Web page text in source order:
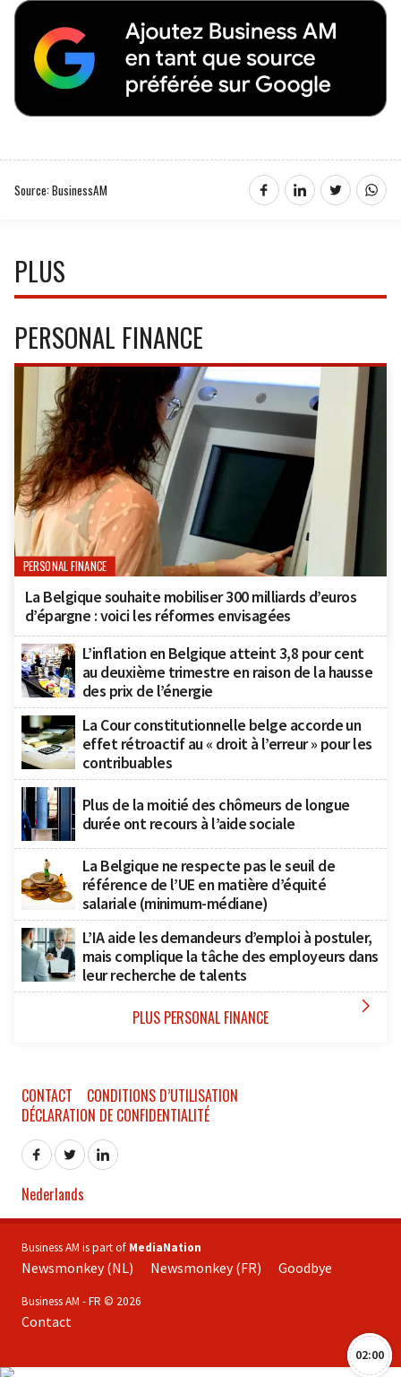
Source: BusinessAM
PLUS
PERSONAL FINANCE
PERSONAL FINANCE
La Belgique souhaite mobiliser 300 milliards d’euros
d’épargne : voici les réformes envisagées
L’inflation en Belgique atteint 3,8 pour cent
au deuxième trimestre en raison de la hausse
des prix de l’énergie
La Cour constitutionnelle belge accorde un
effet rétroactif au « droit à l’erreur » pour les
contribuables
Plus de la moitié des chômeurs de longue
durée ont recours à l’aide sociale
La Belgique ne respecte pas le seuil de
référence de l’UE en matière d’équité
salariale (minimum-médiane)
L’IA aide les demandeurs d’emploi à postuler,
mais complique la tâche des employeurs dans
leur recherche de talents
PLUS PERSONAL FINANCE 
02:00
CONTACT
CONDITIONS D’UTILISATION
DÉCLARATION DE CONFIDENTIALITÉ
Nederlands
Business AM is part of MediaNation
Newsmonkey (NL) Newsmonkey (FR) Goodbye
Business AM - FR © 2026
Contact